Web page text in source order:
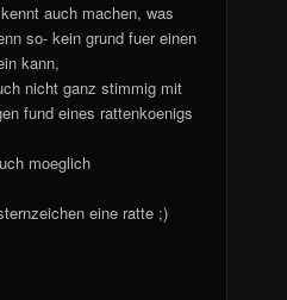
auch machen, was
so- kein grund fuer einen
kann,
nicht ganz stimmig mit
fund eines rattenkoenigs
moeglich
eine ratte ;)